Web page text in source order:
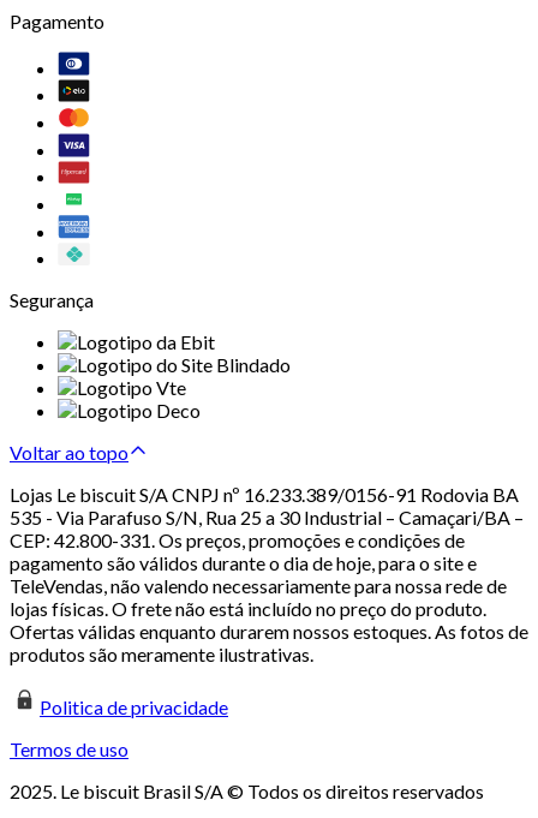
Pagamento
Segurança
Voltar ao topo
Lojas Le biscuit S/A CNPJ nº 16.233.389/0156-91 Rodovia BA
535 - Via Parafuso S/N, Rua 25 a 30 Industrial – Camaçari/BA –
CEP: 42.800-331. Os preços, promoções e condições de
pagamento são válidos durante o dia de hoje, para o site e
TeleVendas, não valendo necessariamente para nossa rede de
lojas físicas. O frete não está incluído no preço do produto.
Ofertas válidas enquanto durarem nossos estoques. As fotos de
produtos são meramente ilustrativas.
Politica de privacidade
Termos de uso
2025. Le biscuit Brasil S/A © Todos os direitos reservados